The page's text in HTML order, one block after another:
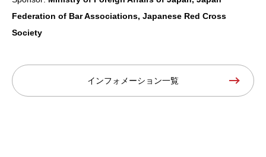
Federation of Bar Associations, Japanese Red Cross
Society
インフォメーション一覧